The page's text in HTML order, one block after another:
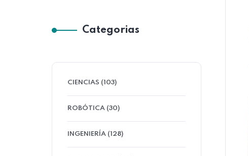
Categorias
CIENCIAS (103)
ROBÓTICA (30)
INGENIERÍA (128)